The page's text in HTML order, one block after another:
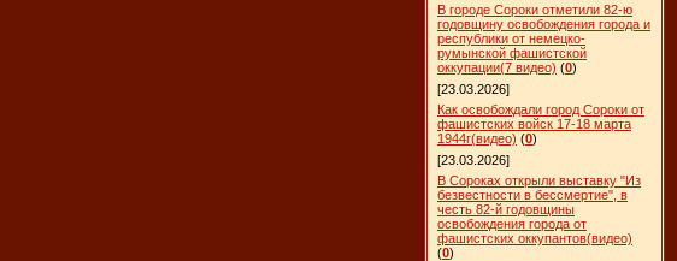
В городе Сороки отметили 82-ю
годовщину освобождения города и
республики от немецко-
румынской фашистской
оккупации(7 видео) (0)
[23.03.2026]
Как освобождали город Сороки от
фашистских войск 17-18 марта
1944г(видео) (0)
[23.03.2026]
В Сороках открыли выставку "Из
безвестности в бессмертие", в
честь 82-й годовщины
освобождения города от
фашистских оккупантов(видео)
(0)